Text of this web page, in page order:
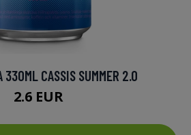
330ML CASSIS SUMMER 2.0
2.6 EUR